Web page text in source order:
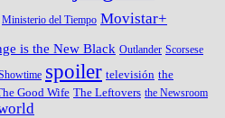
Ministerio del Tiempo Movistar+
is the New Black Outlander Scorsese
spoiler televisión the
Good Wife The Leftovers the Newsroom